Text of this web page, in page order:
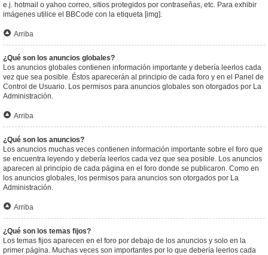
e.j. hotmail o yahoo correo, sitios protegidos por contraseñas, etc. Para exhibir
imágenes utilice el BBCode con la etiqueta [img].
Arriba
¿Qué son los anuncios globales?
Los anuncios globales contienen información importante y debería leerlos cada
vez que sea posible. Éstos aparecerán al principio de cada foro y en el Panel de
Control de Usuario. Los permisos para anuncios globales son otorgados por La
Administración.
Arriba
¿Qué son los anuncios?
Los anuncios muchas veces contienen información importante sobre el foro que
se encuentra leyendo y debería leerlos cada vez que sea posible. Los anuncios
aparecen al principio de cada página en el foro donde se publicaron. Como en
los anuncios globales, los permisos para anuncios son otorgados por La
Administración.
Arriba
¿Qué son los temas fijos?
Los temas fijos aparecen en el foro por debajo de los anuncios y solo en la
primer página. Muchas veces son importantes por lo que debería leerlos cada